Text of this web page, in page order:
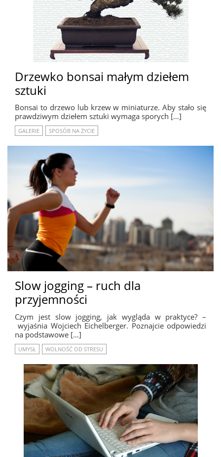
Drzewko bonsai małym dziełem
sztuki
Bonsai to drzewo lub krzew w miniaturze. Aby stało się
prawdziwym dziełem sztuki wymaga sporych […]
GALERIE SPOSÓB NA ŻYCIE
Slow jogging – ruch dla
przyjemności
Czym jest slow jogging, jak wygląda w praktyce? –
wyjaśnia Wojciech Eichelberger. Poznajcie odpowiedzi
na podstawowe […]
UMYSŁ WOLNOŚĆ OD STRESU